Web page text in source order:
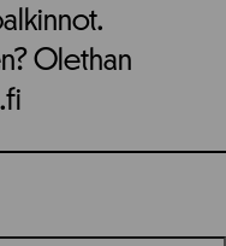
Olethan